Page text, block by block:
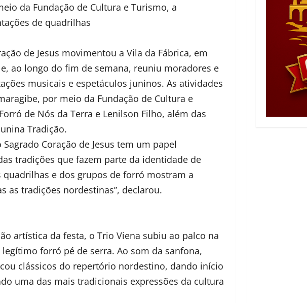
da Fundação de Cultura e Turismo, a
de quadrilhas
de Jesus movimentou a Vila da Fábrica, em
ao longo do fim de semana, reuniu moradores e
musicais e espetáculos juninos. As atividades
por meio da Fundação de Cultura e
de Nós da Terra e Lenilson Filho, além das
Tradição.
Coração de Jesus tem um papel
tradições que fazem parte da identidade de
quadrilhas e dos grupos de forró mostram a
as tradições nordestinas”, declarou.
artística da festa, o Trio Viena subiu ao palco na
forró pé de serra. Ao som da sanfona,
clássicos do repertório nordestino, dando início
uma das mais tradicionais expressões da cultura